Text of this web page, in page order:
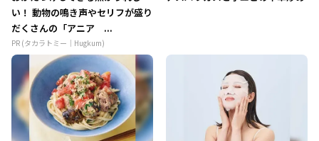
い！ 動物の鳴き声やセリフが盛り
だくさんの「アニア ...
PR (タカラトミー｜Hugkum)